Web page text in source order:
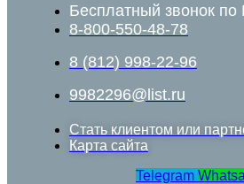
Бесплатный звонок по
8-800-550-48-78
8 (812) 998-22-96
9982296@list.ru
Стать клиентом или
Карта сайта
Telegram